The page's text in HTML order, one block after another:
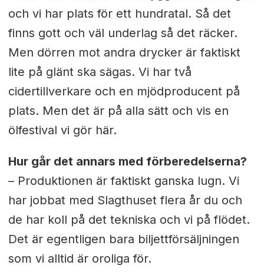
och vi har plats för ett hundratal. Så det
finns gott och väl underlag så det räcker.
Men dörren mot andra drycker är faktiskt
lite på glänt ska sägas. Vi har två
cidertillverkare och en mjödproducent på
plats. Men det är på alla sätt och vis en
ölfestival vi gör här.
Hur går det annars med förberedelserna?
– Produktionen är faktiskt ganska lugn. Vi
har jobbat med Slagthuset flera år du och
de har koll på det tekniska och vi på flödet.
Det är egentligen bara biljettförsäljningen
som vi alltid är oroliga för.